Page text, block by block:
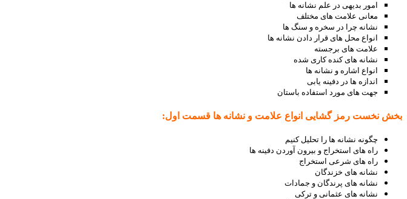
امور بدیهی در علم نشانه ها
معانی علامت های مختلف
نشانه چرا در سخره و سنگ ها
انواع محل های قرار دادن نشانه ها
علامت های برجسته
نشانه های کنده کاری شده
انواع اشاره و نشانه ها
اندازه ها در دفینه یابی
جهت های مورد استفاده باستان
بخش نخست رمز گشایی انواع علامت و نشانه ها قسمت اول:
چگونه نشانه ها را تحلیل کنیم
راه های استخراج و بیرون آوردن دفینه ها
راه های شرعی استخراج
نشانه های خزندگان
نشانه های پرندگان و جمادات
نشانه های عثمانی و ترکی